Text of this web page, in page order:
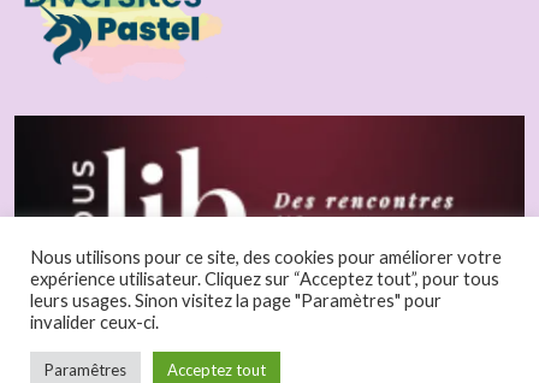
Nous utilisons pour ce site, des cookies pour améliorer votre
expérience utilisateur. Cliquez sur “Acceptez tout”, pour tous
leurs usages. Sinon visitez la page "Paramètres" pour
invalider ceux-ci.
Paramêtres Acceptez tout